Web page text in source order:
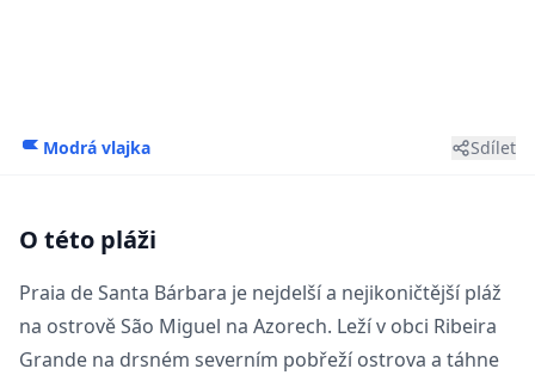
Modrá vlajka Sdílet
O této pláži
Praia de Santa Bárbara je nejdelší a nejikoničtější pláž
na ostrově São Miguel na Azorech. Leží v obci Ribeira
Grande na drsném severním pobřeží ostrova a táhne